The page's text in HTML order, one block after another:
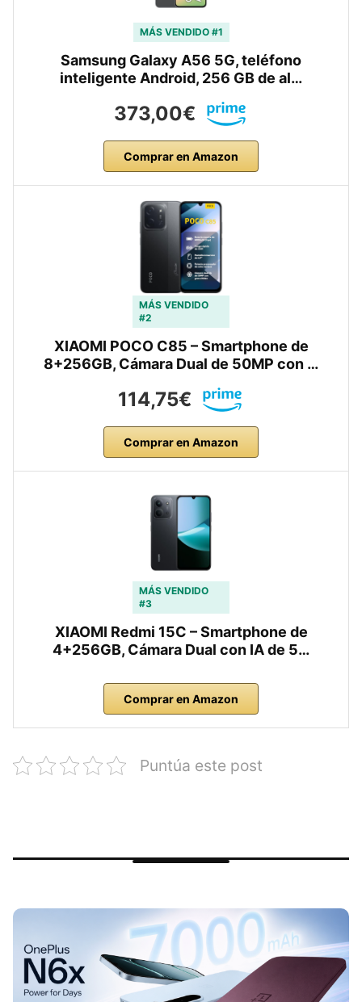
MÁS VENDIDO #1
Samsung Galaxy A56 5G, teléfono
inteligente Android, 256 GB de al…
373,00€
Comprar en Amazon
MÁS VENDIDO
#2
XIAOMI POCO C85 – Smartphone de
8+256GB, Cámara Dual de 50MP con …
114,75€
Comprar en Amazon
MÁS VENDIDO
#3
XIAOMI Redmi 15C – Smartphone de
4+256GB, Cámara Dual con IA de 5…
Comprar en Amazon
Puntúa este post